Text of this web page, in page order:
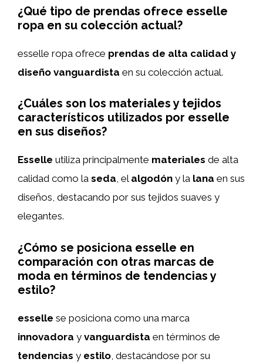
¿Qué tipo de prendas ofrece esselle
ropa en su colección actual?
esselle ropa ofrece prendas de alta calidad y
diseño vanguardista en su colección actual.
¿Cuáles son los materiales y tejidos
característicos utilizados por esselle
en sus diseños?
Esselle utiliza principalmente materiales de alta
calidad como la seda, el algodón y la lana en sus
diseños, destacando por sus tejidos suaves y
elegantes.
¿Cómo se posiciona esselle en
comparación con otras marcas de
moda en términos de tendencias y
estilo?
esselle se posiciona como una marca
innovadora y vanguardista en términos de
tendencias y estilo , destacándose por su